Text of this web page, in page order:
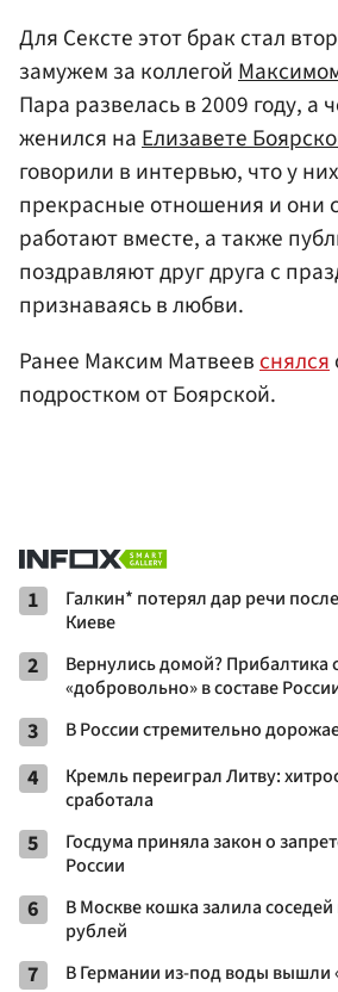
Для Сексте этот брак стал
замужем за коллегой
Пара развелась в 2009 году, а
женился наЕлизавете
говорили в интервью, что у
прекрасные отношения и они
работают вместе, а также
поздравляют друг друга с
признаваясь в любви.
Ранее Максим Матвеевснялся
подростком от Боярской.
1
Галкин* потерял дар речи
Киеве
2
Вернулись домой? Прибалтика
«добровольно» в составе
3 В России стремительно
4
Кремль переиграл Литву:
сработала
5
Госдума приняла закон о
России
6
В Москве кошка залила соседей
рублей
7 В Германии из-под воды вышли